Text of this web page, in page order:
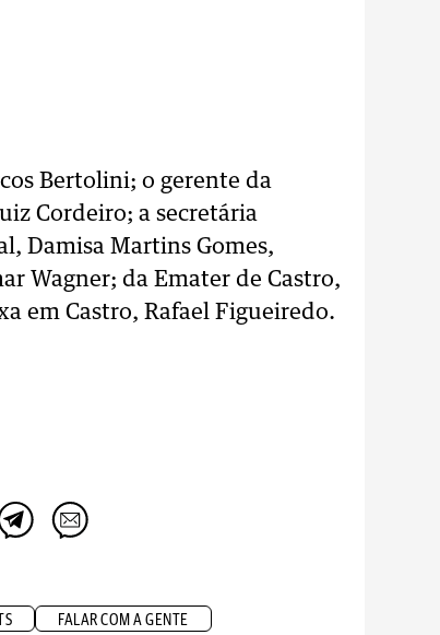
Bertolini; o gerente da
Cordeiro; a secretária
Damisa Martins Gomes,
Wagner; da Emater de Castro,
em Castro, Rafael Figueiredo.
FALAR COM A GENTE